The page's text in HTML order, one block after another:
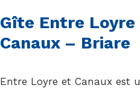
Gîte Entre
Canaux – Briare
Entre Loyre et Canaux est